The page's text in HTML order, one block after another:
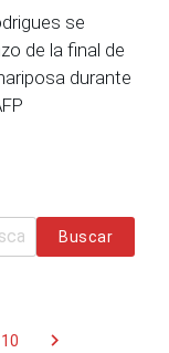
se
de la final de
durante
Buscar
10 chevron_right